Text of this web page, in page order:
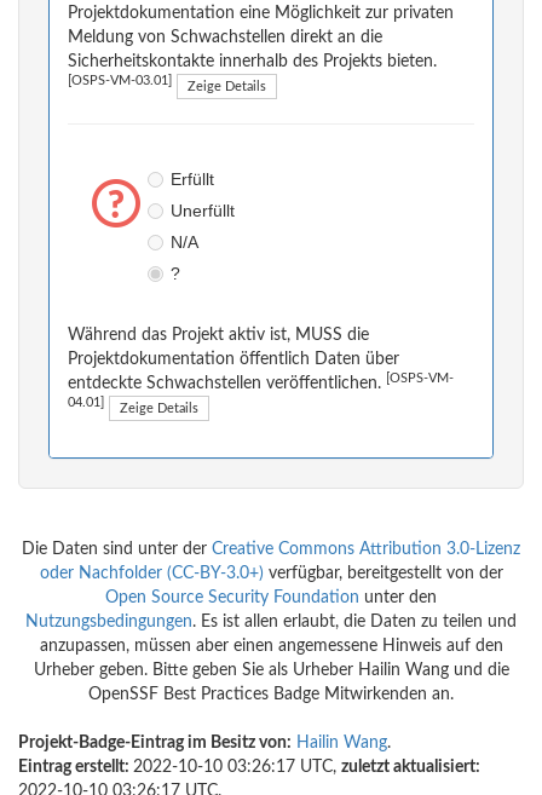
Projektdokumentation eine Möglichkeit zur privaten
Meldung von Schwachstellen direkt an die
Sicherheitskontakte innerhalb des Projekts bieten.
[OSPS-VM-03.01] Zeige Details
Erfüllt
Unerfüllt
N/A
?
Während das Projekt aktiv ist, MUSS die
Projektdokumentation öffentlich Daten über
entdeckte Schwachstellen veröffentlichen.
[OSPS-VM-
04.01] Zeige Details
Die Daten sind unter der Creative Commons Attribution 3.0-Lizenz
oder Nachfolder (CC-BY-3.0+) verfügbar, bereitgestellt von der
Open Source Security Foundation unter den
Nutzungsbedingungen. Es ist allen erlaubt, die Daten zu teilen und
anzupassen, müssen aber einen angemessene Hinweis auf den
Urheber geben. Bitte geben Sie als Urheber Hailin Wang und die
OpenSSF Best Practices Badge Mitwirkenden an.
Projekt-Badge-Eintrag im Besitz von: Hailin Wang.
Eintrag erstellt: 2022-10-10 03:26:17 UTC, zuletzt aktualisiert: